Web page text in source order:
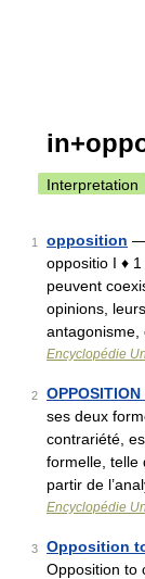
Interpretation
1 opposition —
oppositio I ♦
peuvent
opinions,
antagonisme,
Encyclopédie
2 OPPOSITION
ses deux
contrariété,
formelle, telle
partir de
Encyclopédie
3 Opposition
Opposition to